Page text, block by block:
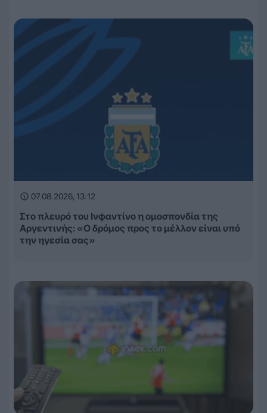
07.08.2026, 13:12
Στο πλευρό του Ινφαντίνο η ομοσπονδία της
Αργεντινής: «Ο δρόμος προς το μέλλον είναι υπό
την ηγεσία σας»